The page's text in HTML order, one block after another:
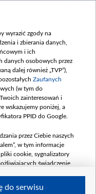
wyrazić zgody na
i zbierania danych,
i ich
danych osobowych przez
dalej również „TVP”),
Zaufanych
(w tym do
zainteresowań i
wskazujemy poniżej, a
PPID do Google.
przez Ciebie naszych
w tym informacje
cookie, sygnalizatory
świadczenie
do serwisu